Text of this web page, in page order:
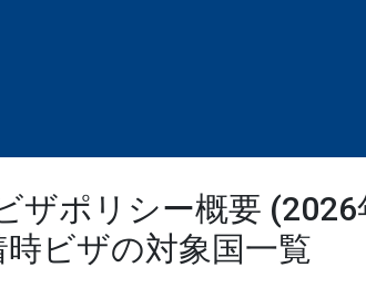
ザポリシー概要
ビザの対象国一覧